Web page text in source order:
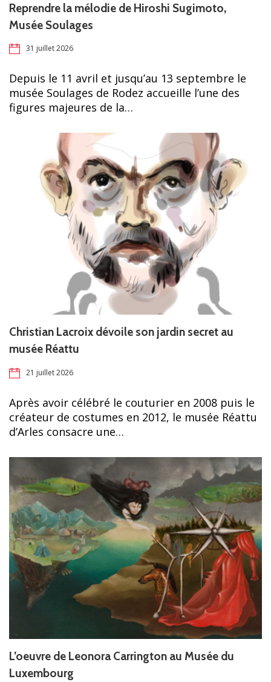
Reprendre la mélodie de Hiroshi Sugimoto,
Musée Soulages
31 juillet 2026
Depuis le 11 avril et jusqu’au 13 septembre le
musée Soulages de Rodez accueille l’une des
figures majeures de la…
Christian Lacroix dévoile son jardin secret au
musée Réattu
21 juillet 2026
Après avoir célébré le couturier en 2008 puis le
créateur de costumes en 2012, le musée Réattu
d’Arles consacre une…
L’oeuvre de Leonora Carrington au Musée du
Luxembourg